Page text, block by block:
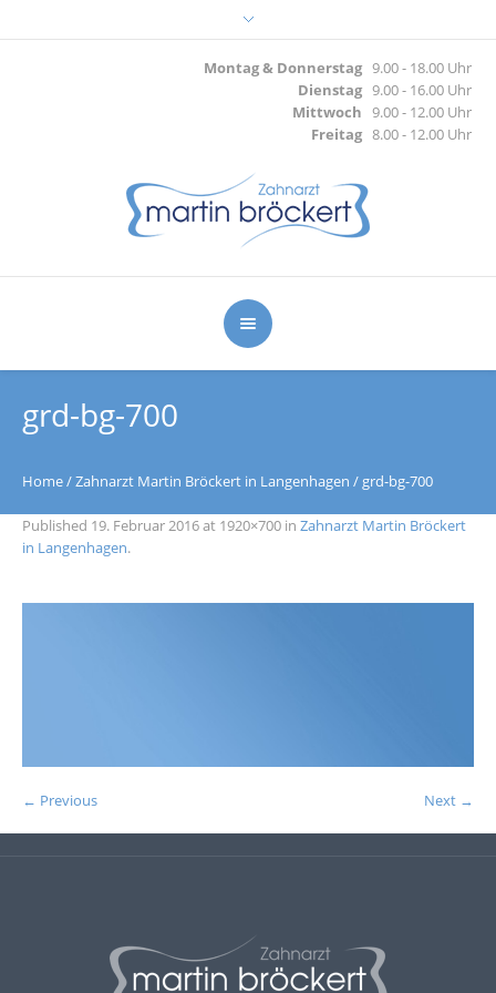
Montag & Donnerstag9.00 - 18.00 Uhr
Dienstag9.00 - 16.00 Uhr
Mittwoch 9.00 - 12.00 Uhr
Freitag8.00 - 12.00 Uhr
grd-bg-700
Home/Zahnarzt Martin Bröckert in Langenhagen / grd-bg-700
Published 19. Februar 2016at 1920×700 in Zahnarzt Martin Bröckert
in Langenhagen.
← Previous Next →